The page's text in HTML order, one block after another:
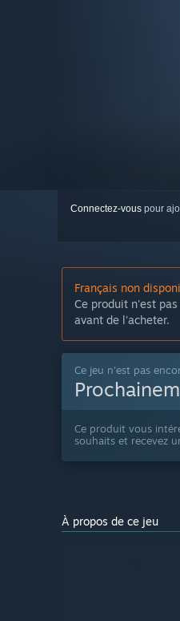
Connectez-vous pour
Français non
Ce produit n'est
avant de l'acheter.
Ce jeu n'est pas
Ce produit vous
souhaits et recevez
À propos de ce jeu